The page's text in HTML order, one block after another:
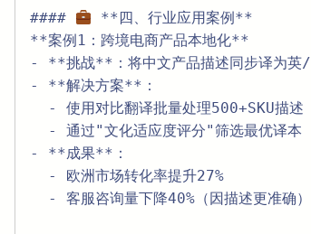
####
**四、行业应用案例**
**案例1：跨境电商产品本地化**
- **挑战**：将中文产品描述同步译为
- **解决方案**：
- **成果**：